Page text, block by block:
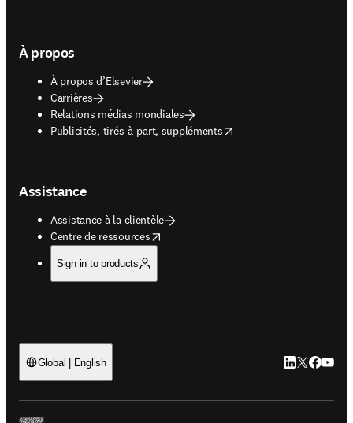
À propos
À propos d’Elsevier
Carrières
Relations médias mondiales
Publicités, tirés-à-part, suppléments
opens in new tab/window
Assistance
Assistance à la clientèle
Centre de ressources
opens in new tab/window
Sign in to products
Global | English LinkedIn
Twitter